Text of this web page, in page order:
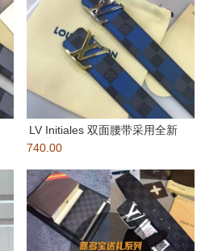
LV Initiales 双面腰带采用全新
Damier
740.00